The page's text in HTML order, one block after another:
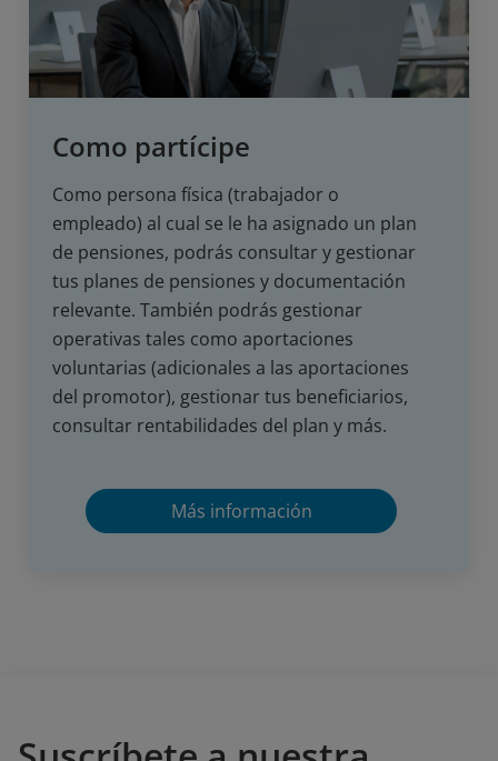
Como partícipe
Como persona física (trabajador o
empleado) al cual se le ha asignado un plan
de pensiones, podrás consultar y gestionar
tus planes de pensiones y documentación
relevante. También podrás gestionar
operativas tales como aportaciones
voluntarias (adicionales a las aportaciones
del promotor), gestionar tus beneficiarios,
consultar rentabilidades del plan y más.
Más información